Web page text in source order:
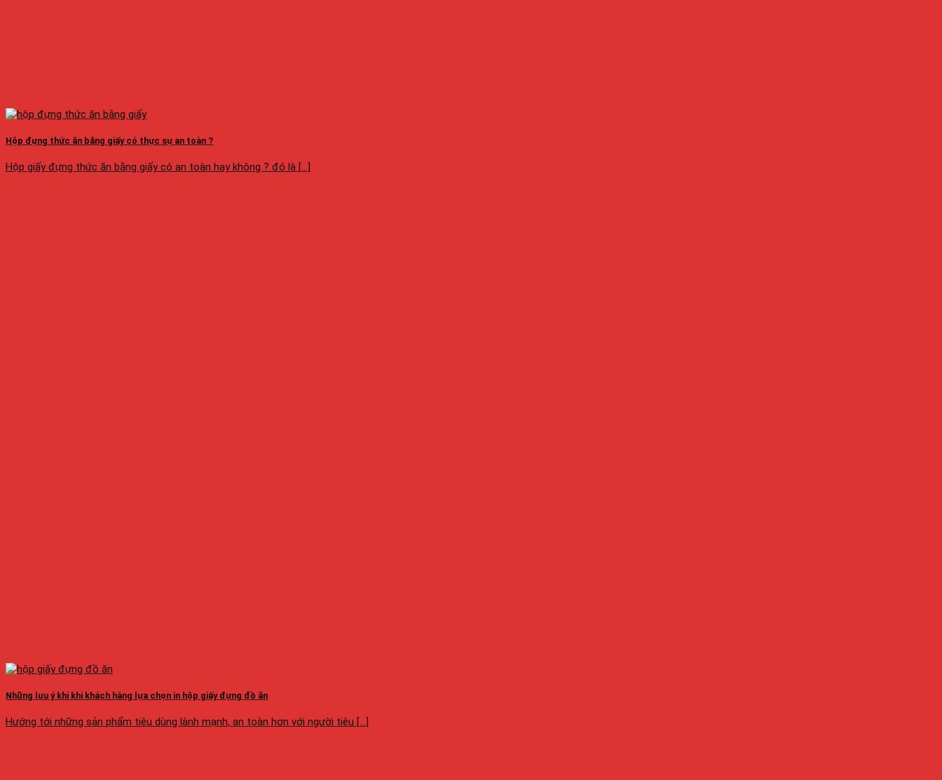
Hộp đựng thức ăn bằng giấy có thực sự an toàn ?
Hộp giấy đựng thức ăn bằng giấy có an toàn hay không ? đó là [...]
Những lưu ý khi khi khách hàng lựa chọn in hộp giấy đựng đồ ăn
Hướng tới những sản phẩm tiêu dùng lành mạnh, an toàn hơn với người tiêu [...]